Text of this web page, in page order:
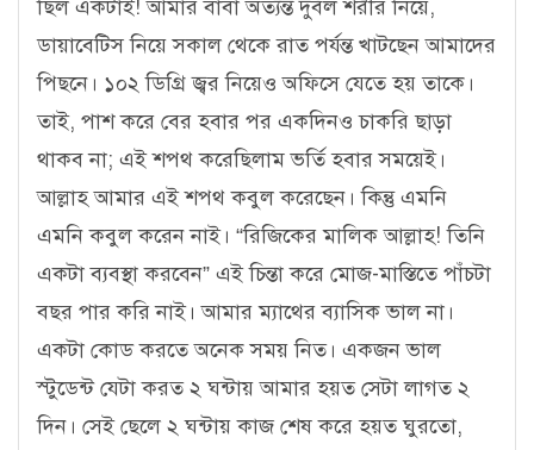
ছিল একটাই! আমার বাবা অত্যন্ত দুর্বল শরীর নিয়ে,
ডায়াবেটিস নিয়ে সকাল থেকে রাত পর্যন্ত খাটছেন আমাদের
পিছনে। ১০২ ডিগ্রি জ্বর নিয়েও অফিসে যেতে হয় তাকে।
তাই, পাশ করে বের হবার পর একদিনও চাকরি ছাড়া
থাকব না; এই শপথ করেছিলাম ভর্তি হবার সময়েই।
আল্লাহ আমার এই শপথ কবুল করেছেন। কিন্তু এমনি
এমনি কবুল করেন নাই। “রিজিকের মালিক আল্লাহ! তিনি
একটা ব্যবস্থা করবেন” এই চিন্তা করে মোজ-মাস্তিতে পাঁচটা
বছর পার করি নাই। আমার ম্যাথের ব্যাসিক ভাল না।
একটা কোড করতে অনেক সময় নিত। একজন ভাল
স্টুডেন্ট যেটা করত ২ ঘন্টায় আমার হয়ত সেটা লাগত ২
দিন। সেই ছেলে ২ ঘন্টায় কাজ শেষ করে হয়ত ঘুরতো,